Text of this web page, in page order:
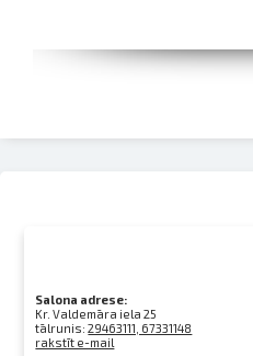
Salona adrese:
Kr. Valdemāra iela 25
tālrunis:29463111, 67331148
rakstīt e-mail